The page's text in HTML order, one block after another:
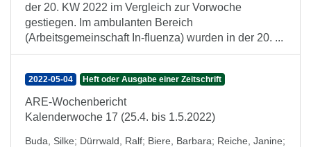
der 20. KW 2022 im Vergleich zur Vorwoche
gestiegen. Im ambulanten Bereich
(Arbeitsgemeinschaft In-fluenza) wurden in der 20. ...
2022-05-04 Heft oder Ausgabe einer Zeitschrift
ARE-Wochenbericht
Kalenderwoche 17 (25.4. bis 1.5.2022)
Buda, Silke; Dürrwald, Ralf; Biere, Barbara; Reiche, Janine;